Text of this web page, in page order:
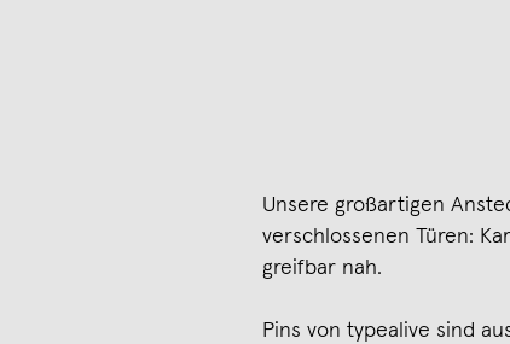
Unsere großartigen
verschlossenen Türen:
greifbar nah.
Pins von typealive sind